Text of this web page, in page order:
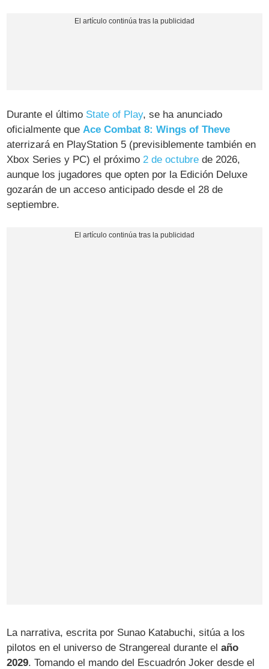
Durante el último State of Play, se ha anunciado
oficialmente queAce Combat 8: Wings of Theve
aterrizará en PlayStation 5 (previsiblemente también en
Xbox Series y PC) el próximo2 de octubre de 2026,
aunque los jugadores que opten por la Edición Deluxe
gozarán de un acceso anticipado desde el 28 de
septiembre.
La narrativa, escrita por Sunao Katabuchi, sitúa a los
pilotos en el universo de Strangereal durante elaño
2029. Tomando el mando del Escuadrón Joker desde el